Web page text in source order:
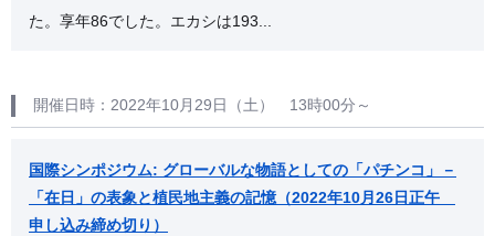
た。享年86でした。エカシは193...
開催日時：2022年10月29日（土） 13時00分～
国際シンポジウム: グローバルな物語としての「パチンコ」－
「在日」の表象と植民地主義の記憶（2022年10月26日正午
申し込み締め切り）